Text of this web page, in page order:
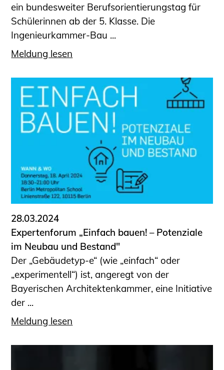
ein bundesweiter Berufsorientierungstag für
Schülerinnen ab der 5. Klasse. Die
Ingenieurkammer-Bau ...
Meldung lesen
28.03.2024
Expertenforum „Einfach bauen! – Potenziale
im Neubau und Bestand"
Der „Gebäudetyp-e“ (wie „einfach“ oder
„experimentell“) ist, angeregt von der
Bayerischen Architektenkammer, eine Initiative
der ...
Meldung lesen